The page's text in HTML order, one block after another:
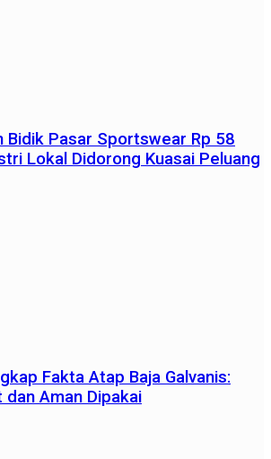
Bidik Pasar Sportswear Rp 58
Lokal Didorong Kuasai Peluang
Fakta Atap Baja Galvanis:
dan Aman Dipakai